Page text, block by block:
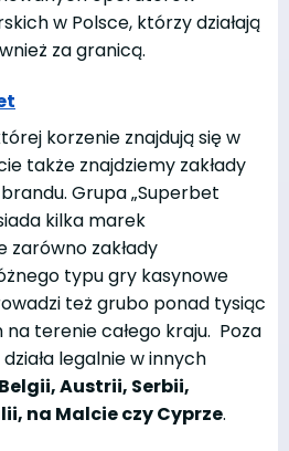
w Polsce, którzy działają
za granicą.
korzenie znajdują się w
także znajdziemy zakłady
Grupa „Superbet
kilka marek
zarówno zakłady
typu gry kasynowe
też grubo ponad tysiąc
terenie całego kraju. Poza
legalnie w innych
Belgii, Austrii, Serbii,
na Malcie czy Cyprze.